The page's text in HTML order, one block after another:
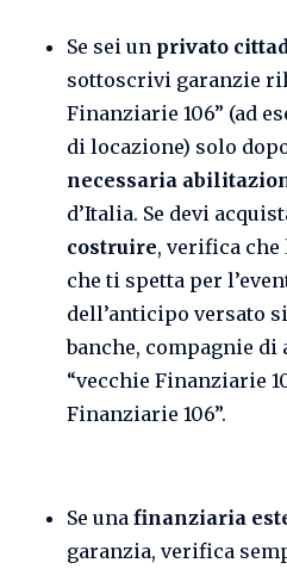
Se sei un privato
sottoscrivi garanzie
Finanziarie 106” (ad
di locazione) solo
necessaria
d’Italia. Se devi
costruire, verifica
che ti spetta per
dell’anticipo versato
banche, compagnie di
“vecchie Finanziarie
Finanziarie 106”.
Se una finanziaria
garanzia, verifica